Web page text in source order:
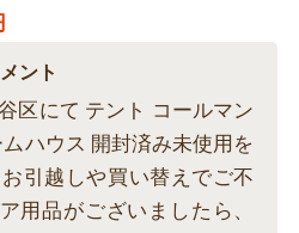
ント
区にて テント コールマン
ハウス 開封済み未使用を
引越しや買い替えでご不
用品がございましたら、